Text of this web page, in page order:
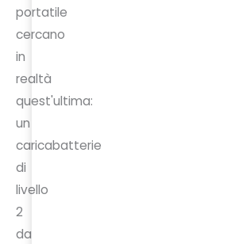
portatile
cercano
in
realtà
quest'ultima:
un
caricabatterie
di
livello
2
da